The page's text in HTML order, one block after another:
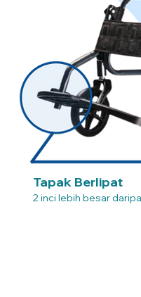
Tapak Berlipat
2 inci lebih besar